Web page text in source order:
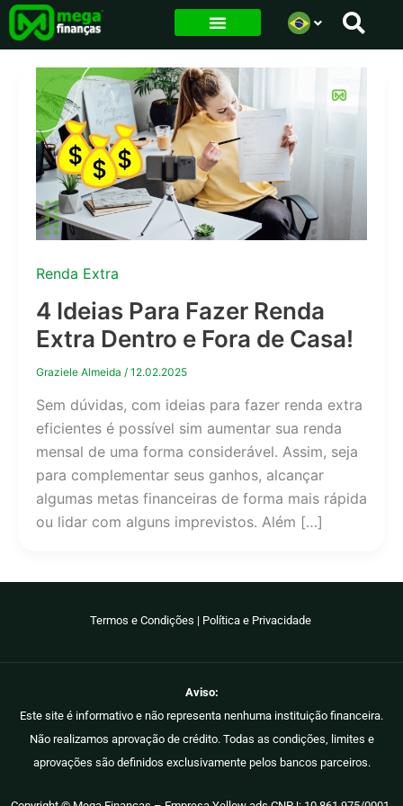
para
conteúdo
Renda Extra
4 Ideias Para Fazer Renda
Extra Dentro e Fora de Casa!
Graziele Almeida / 12.02.2025
Sem dúvidas, com ideias para fazer renda extra
eficientes é possível sim aumentar sua renda
mensal de uma forma considerável. Assim, seja
para complementar seus ganhos, alcançar
algumas metas financeiras de forma mais rápida
ou lidar com alguns imprevistos. Além […]
Termos e Condições | Política e Privacidade
Aviso:
Este site é informativo e não representa nenhuma instituição financeira.
Não realizamos aprovação de crédito. Todas as condições, limites e
aprovações são definidos exclusivamente pelos bancos parceiros.